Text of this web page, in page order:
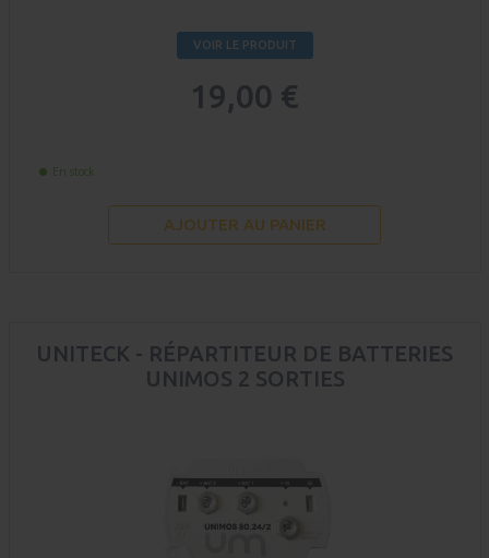
VOIR LE PRODUIT
19,00 €
En stock
AJOUTER AU PANIER
UNITECK - RÉPARTITEUR DE BATTERIES
UNIMOS 2 SORTIES